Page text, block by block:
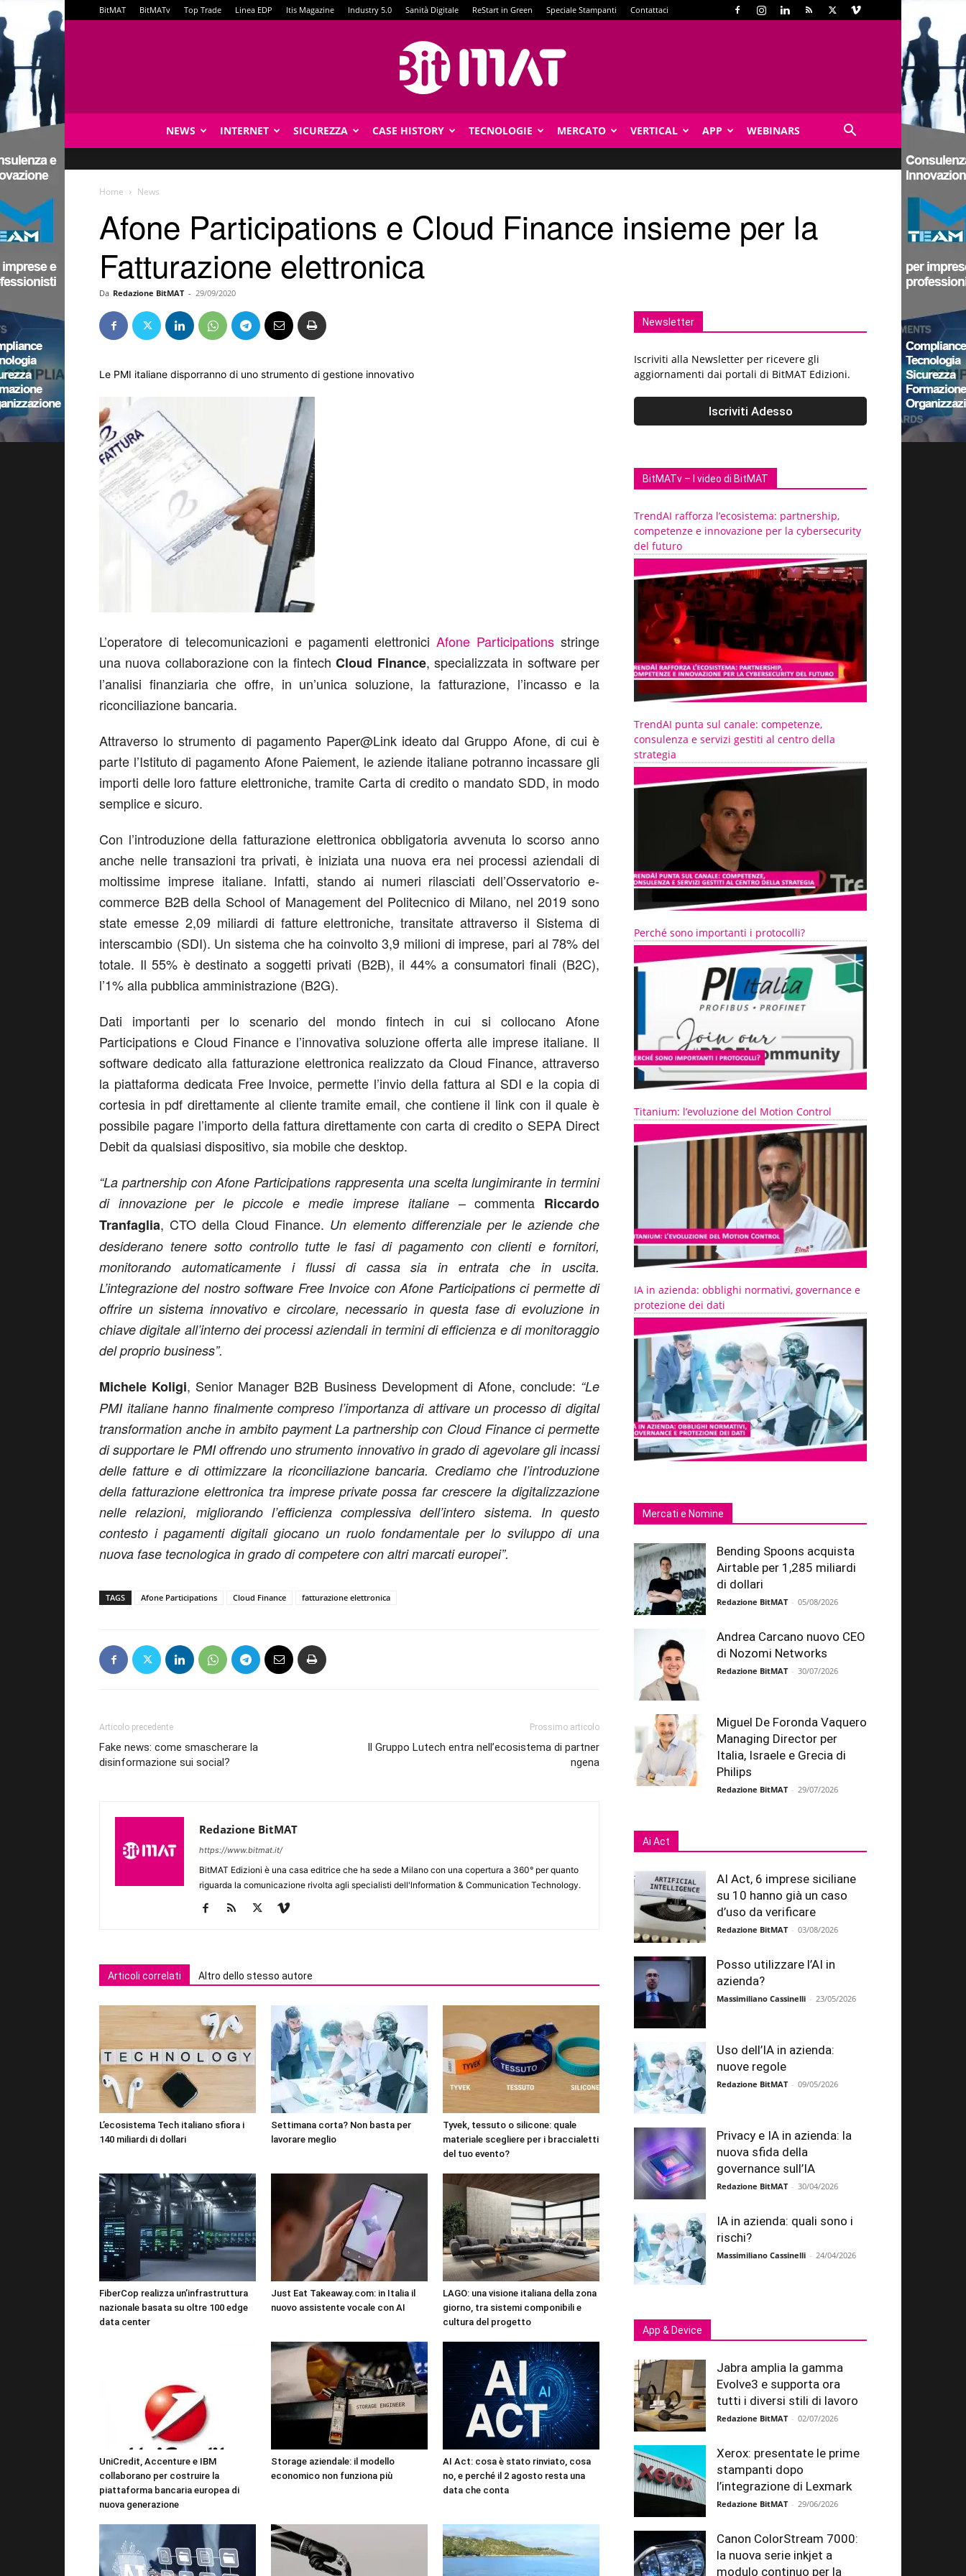
BitMAT BitMATv Top Trade Linea EDP Itis Magazine Industry 5.0 Sanità Digitale ReStart in Green Speciale Stampanti Contattaci
NEWS INTERNET SICUREZZA CASE HISTORY TECNOLOGIE MERCATO VERTICAL APP WEBINARS
Home News
Afone Participations e Cloud Finance insieme per la
Fatturazione elettronica
Da Redazione BitMAT - 29/09/2020
Le PMI italiane disporranno di uno strumento di gestione innovativo
L’operatore di telecomunicazioni e pagamenti elettroniciAfone Participations stringe
una nuova collaborazione con la fintechCloud Finance, specializzata in software per
l’analisi finanziaria che offre, in un’unica soluzione, la fatturazione, l’incasso e la
riconciliazione bancaria.
Attraverso lo strumento di pagamento Paper@Link ideato dal Gruppo Afone, di cui è
parte l’Istituto di pagamento Afone Paiement, le aziende italiane potranno incassare gli
importi delle loro fatture elettroniche, tramite Carta di credito o mandato SDD, in modo
semplice e sicuro.
Con l’introduzione della fatturazione elettronica obbligatoria avvenuta lo scorso anno
anche nelle transazioni tra privati, è iniziata una nuova era nei processi aziendali di
moltissime imprese italiane. Infatti, stando ai numeri rilasciati dell’Osservatorio e-
commerce B2B della School of Management del Politecnico di Milano, nel 2019 sono
state emesse 2,09 miliardi di fatture elettroniche, transitate attraverso il Sistema di
interscambio (SDI). Un sistema che ha coinvolto 3,9 milioni di imprese, pari al 78% del
totale. Il 55% è destinato a soggetti privati (B2B), il 44% a consumatori finali (B2C),
l’1% alla pubblica amministrazione (B2G).
Dati importanti per lo scenario del mondo fintech in cui si collocano Afone
Participations e Cloud Finance e l’innovativa soluzione offerta alle imprese italiane. Il
software dedicato alla fatturazione elettronica realizzato da Cloud Finance, attraverso
la piattaforma dedicata Free Invoice, permette l’invio della fattura al SDI e la copia di
cortesia in pdf direttamente al cliente tramite email, che contiene il link con il quale è
possibile pagare l’importo della fattura direttamente con carta di credito o SEPA Direct
Debit da qualsiasi dispositivo, sia mobile che desktop.
“La partnership con Afone Participations rappresenta una scelta lungimirante in termini
di innovazione per le piccole e medie imprese italiane– commenta Riccardo
Tranfaglia, CTO della Cloud Finance. Un elemento differenziale per le aziende che
desiderano tenere sotto controllo tutte le fasi di pagamento con clienti e fornitori,
monitorando automaticamente i flussi di cassa sia in entrata che in uscita.
L’integrazione del nostro software Free Invoice con Afone Participations ci permette di
offrire un sistema innovativo e circolare, necessario in questa fase di evoluzione in
chiave digitale all’interno dei processi aziendali in termini di efficienza e di monitoraggio
del proprio business”.
Michele Koligi, Senior Manager B2B Business Development di Afone, conclude: “Le
PMI italiane hanno finalmente compreso l’importanza di attivare un processo di digital
transformation anche in ambito payment La partnership con Cloud Finance ci permette
di supportare le PMI offrendo uno strumento innovativo in grado di agevolare gli incassi
delle fatture e di ottimizzare la riconciliazione bancaria. Crediamo che l’introduzione
della fatturazione elettronica tra imprese private possa far crescere la digitalizzazione
nelle relazioni, migliorando l’efficienza complessiva dell’intero sistema. In questo
contesto i pagamenti digitali giocano un ruolo fondamentale per lo sviluppo di una
nuova fase tecnologica in grado di competere con altri marcati europei”.
TAGS Afone Participations Cloud Finance fatturazione elettronica
Articolo precedente
Fake news: come smascherare la
disinformazione sui social?
Prossimo articolo
Il Gruppo Lutech entra nell’ecosistema di partner
ngena
Redazione BitMAT
https://www.bitmat.it/
BitMAT Edizioni è una casa editrice che ha sede a Milano con una copertura a 360° per quanto
riguarda la comunicazione rivolta agli specialisti dell'lnformation & Communication Technology.
Articoli correlati Altro dello stesso autore
L’ecosistema Tech italiano sfiora i
140 miliardi di dollari
Settimana corta? Non basta per
lavorare meglio
Tyvek, tessuto o silicone: quale
materiale scegliere per i braccialetti
del tuo evento?
FiberCop realizza un’infrastruttura
nazionale basata su oltre 100 edge
data center
Just Eat Takeaway.com: in Italia il
nuovo assistente vocale con AI
LAGO: una visione italiana della zona
giorno, tra sistemi componibili e
cultura del progetto
UniCredit, Accenture e IBM
collaborano per costruire la
piattaforma bancaria europea di
nuova generazione
Storage aziendale: il modello
economico non funziona più
AI Act: cosa è stato rinviato, cosa
no, e perché il 2 agosto resta una
data che conta
Newsletter
Iscriviti alla Newsletter per ricevere gli
aggiornamenti dai portali di BitMAT Edizioni.
BitMATv – I video di BitMAT
TrendAI rafforza l’ecosistema: partnership,
competenze e innovazione per la cybersecurity
del futuro
TrendAI punta sul canale: competenze,
consulenza e servizi gestiti al centro della
strategia
Perché sono importanti i protocolli?
Titanium: l’evoluzione del Motion Control
IA in azienda: obblighi normativi, governance e
protezione dei dati
Mercati e Nomine
Bending Spoons acquista
Airtable per 1,285 miliardi
di dollari
Redazione BitMAT - 05/08/2026
Andrea Carcano nuovo CEO
di Nozomi Networks
Redazione BitMAT - 30/07/2026
Miguel De Foronda Vaquero
Managing Director per
Italia, Israele e Grecia di
Philips
Redazione BitMAT - 29/07/2026
Ai Act
AI Act, 6 imprese siciliane
su 10 hanno già un caso
d’uso da verificare
Redazione BitMAT - 03/08/2026
Posso utilizzare l’AI in
azienda?
Massimiliano Cassinelli - 23/05/2026
Uso dell’IA in azienda:
nuove regole
Redazione BitMAT - 09/05/2026
Privacy e IA in azienda: la
nuova sfida della
governance sull’IA
Redazione BitMAT - 30/04/2026
IA in azienda: quali sono i
rischi?
Massimiliano Cassinelli - 24/04/2026
App & Device
Jabra amplia la gamma
Evolve3 e supporta ora
tutti i diversi stili di lavoro
Redazione BitMAT - 02/07/2026
Xerox: presentate le prime
stampanti dopo
l’integrazione di Lexmark
Redazione BitMAT - 29/06/2026
Canon ColorStream 7000:
la nuova serie inkjet a
modulo continuo per la